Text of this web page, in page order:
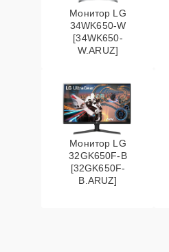
Монитор LG
34WK650-W
[34WK650-
W.ARUZ]
Монитор LG
32GK650F-B
[32GK650F-
B.ARUZ]